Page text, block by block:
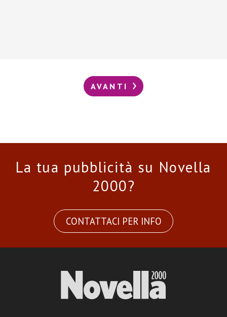
AVANTI
La tua pubblicità su Novella
2000?
CONTATTACI PER INFO